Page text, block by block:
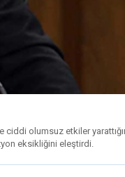
ciddi olumsuz etkiler
eksikliğini eleştirdi.